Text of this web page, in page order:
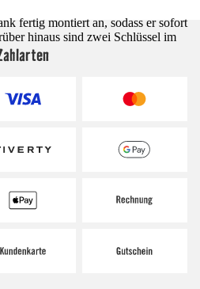
fertig montiert an, sodass er sofort
hinaus sind zwei Schlüssel im